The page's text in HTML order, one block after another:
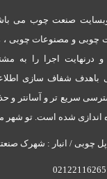
صنعت چوب می
چوبی و مصنوعات چوبی
اجرا را به
باهدف شفاف سازی
سریع تر و آسانتر و
اندازی شده است. تو شهر
چوبی / انبار : شهرک